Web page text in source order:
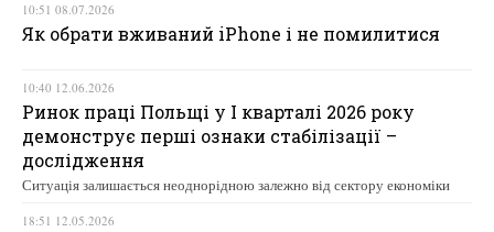
10:51 08.07.2026
Як обрати вживаний iPhone і не помилитися
10:40 12.06.2026
Ринок праці Польщі у І кварталі 2026 року
демонструє перші ознаки стабілізації –
дослідження
Ситуація залишається неоднорідною залежно від сектору економіки
18:51 12.05.2026